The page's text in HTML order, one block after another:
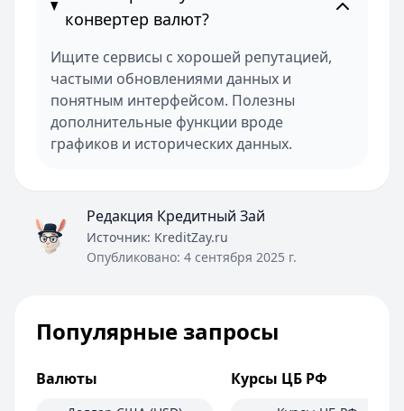
конвертер валют?
Ищите сервисы с хорошей репутацией,
частыми обновлениями данных и
понятным интерфейсом. Полезны
дополнительные функции вроде
графиков и исторических данных.
Редакция Кредитный Зай
Источник: KreditZay.ru
Опубликовано: 4 сентября 2025 г.
Популярные запросы
Валюты Курсы ЦБ РФ